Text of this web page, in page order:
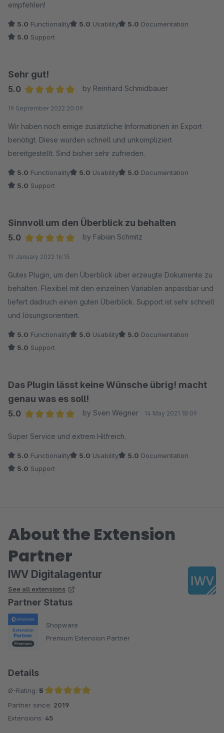
empfehlen!
5.0 Functionality 5.0 Usability 5.0 Documentation
5.0 Support
Sehr gut!
5.0
by Reinhard Schmidbauer
19 September 2022 20:09
Wir haben noch einige zusätzliche Informationen im Export
benötigt. Diese wurden schnell und unkompliziert
bereitgestellt. Sind bisher sehr zufrieden.
5.0 Functionality 5.0 Usability 5.0 Documentation
5.0 Support
Sinnvoll um den Überblick zu behalten
5.0
by Fabian Schmitz
19 January 2022 16:15
Gutes Plugin, um den Überblick über erzeugte Dokumente zu
behalten. Flexibel mit den einzelnen Variablen anpassbar und
liefert dadruch einen guten Überblick. Support ist sehr schnell
und lösungsorientiert.
5.0 Functionality 5.0 Usability 5.0 Documentation
5.0 Support
Das Plugin lässt keine Wünsche übrig! macht
genau was es soll!
5.0
by Sven Wegner 14 May 2021 18:09
Super Service und extrem Hilfreich.
5.0 Functionality 5.0 Usability 5.0 Documentation
5.0 Support
About the Extension
Partner
IWV Digitalagentur
See all extensions
Partner Status
Shopware
Premium Extension Partner
Details
Ø-Rating: 5
Average rating of 5 out of 5 stars
Partner since: 2019
Extensions: 45